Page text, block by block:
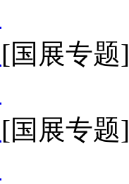
[国展专题]
[国展专题]